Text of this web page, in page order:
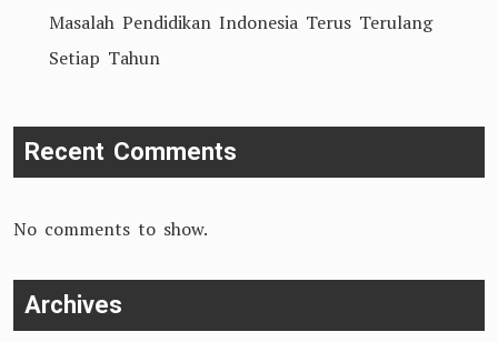
Masalah Pendidikan Indonesia Terus Terulang
Setiap Tahun
Recent Comments
No comments to show.
Archives